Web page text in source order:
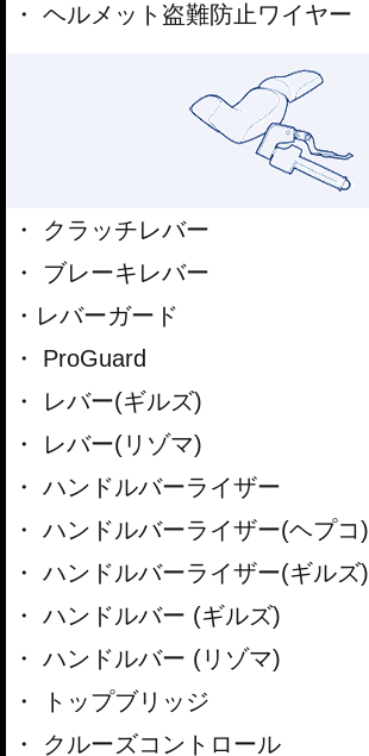
ヘルメット盗難防止ワイヤー
クラッチレバー
ブレーキレバー
レバーガード
ProGuard
レバー(ギルズ)
レバー(リゾマ)
ハンドルバーライザー
ハンドルバーライザー(ヘプコ)
ハンドルバーライザー(ギルズ)
ハンドルバー (ギルズ)
ハンドルバー (リゾマ)
トップブリッジ
クルーズコントロール